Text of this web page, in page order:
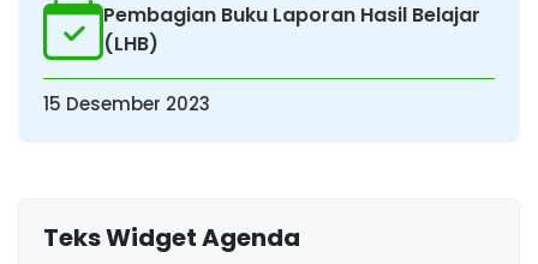
Pembagian Buku Laporan Hasil Belajar
(LHB)
15 Desember 2023
Teks Widget Agenda